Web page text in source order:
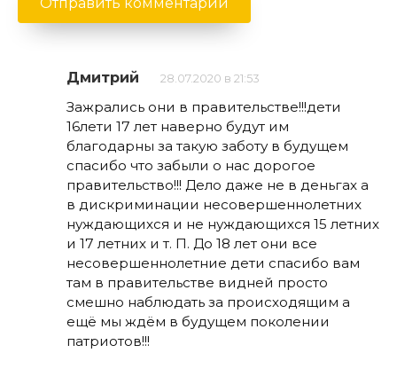
Дмитрий 28.07.2020 в 21:53
Зажрались они в правительстве!!!дети
16лети 17 лет наверно будут им
благодарны за такую заботу в будущем
спасибо что забыли о нас дорогое
правительство!!! Дело даже не в деньгах а
в дискриминации несовершеннолетних
нуждающихся и не нуждающихся 15 летних
и 17 летних и т. П. До 18 лет они все
несовершеннолетние дети спасибо вам
там в правительстве видней просто
смешно наблюдать за происходящим а
ещё мы ждём в будущем поколении
патриотов!!!